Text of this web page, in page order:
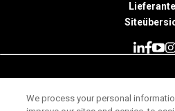
We process your personal